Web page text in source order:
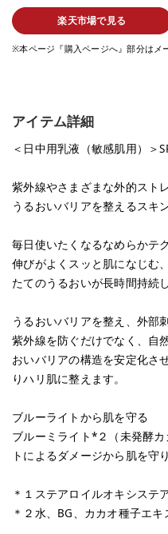
楽天市場で見る
※本ページ『購入ページへ』部分はメ
アイテム詳細
＜日中用乳液（敏感肌用）＞
紫外線やさまざまな外的スト
うるおいバリアを整えるスキ
毎日使いたくなるなめらかテ
伸びがよくスッと肌になじむ
たてのうるおいが長時間持続
うるおいバリアを整え、外部
紫外線を防ぐだけでなく、自
おいバリアの構造を安定化さ
りハリ肌に整えます。
ブルーライトから肌を守る
ブルーミライト*２（未発酵
トによるダメージから肌を守
＊１ステアロイルオキシステ
＊２水、BG、カカオ種子エキ